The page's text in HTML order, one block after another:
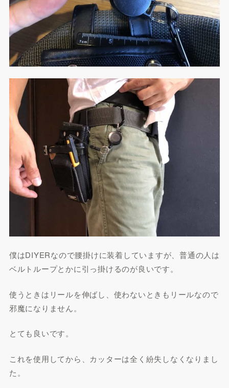
僕はDIYERなので腰掛けに装着していますが、普通の人は
ベルトループとかに引っ掛けるのが良いです。
使うときはリールを伸ばし、使わないときもリールなので
邪魔になりません。
とても良いです。
これを使用してから、カッターは全く紛失しなくなりまし
た。